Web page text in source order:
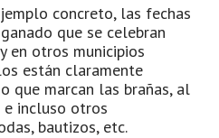
concreto, las fechas
que se celebran
en otros municipios
están claramente
que marcan las brañas, al
e incluso otros
bautizos, etc.